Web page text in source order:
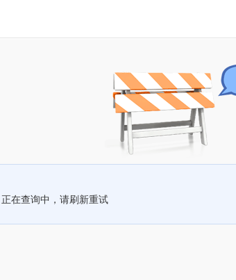
正在查询中，请刷新重试